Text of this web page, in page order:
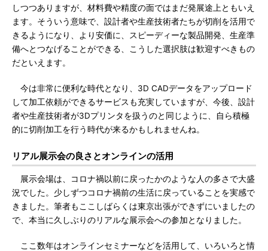
しつつありますが、材料費や精度の面ではまだ発展途上ともいえ
ます。そういう意味で、設計者や生産技術者たちが切削を活用で
きるようになり、より安価に、スピーディーな製品開発、生産準
備へとつなげることができる、こうした選択肢は歓迎すべきもの
だといえます。
今は非常に便利な時代となり、3D CADデータをアップロード
して加工依頼ができるサービスも充実していますが、今後、設計
者や生産技術者が3Dプリンタを扱うのと同じように、自ら積極
的に切削加工を行う時代が来るかもしれませんね。
リアル展示会の良さとオンラインの活用
展示会場は、コロナ禍以前に戻ったかのような人の多さで大盛
況でした。少しずつコロナ禍前の生活に戻っていることを実感で
きました。筆者もここしばらくは東京出張ができずにいましたの
で、本当に久しぶりのリアルな展示会への参加となりました。
ここ数年はオンラインセミナーなどを活用して、いろいろと情